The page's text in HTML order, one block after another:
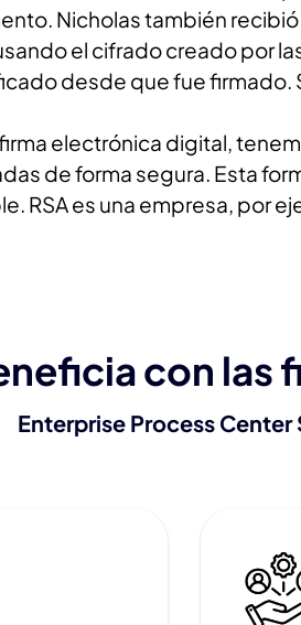
Nicholas también
el cifrado creado por
desde que fue firmado.
electrónica digital,
de forma segura. Esta
RSA es una empresa, por
con las
Enterprise Process Center